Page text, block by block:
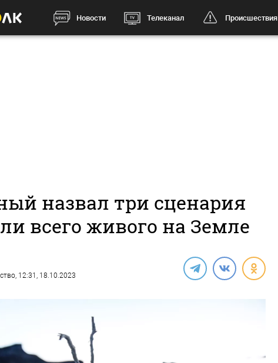
Новости Телеканал Происшествия
назвал три сценария
всего живого на Земле
, 12:31, 18.10.2023